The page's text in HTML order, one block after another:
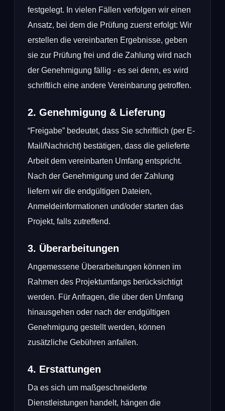
festgelegt. In vielen Fällen verfolgen wir einen
Ansatz, bei dem die Prüfung zuerst erfolgt: Wir
erstellen die vereinbarten Ergebnisse, geben
sie zur Prüfung frei und die Zahlung wird nach
der Genehmigung fällig - es sei denn, es wird
schriftlich eine andere Vereinbarung getroffen.
2. Genehmigung & Lieferung
“Freigabe” bedeutet, dass Sie schriftlich (per E-
Mail/Nachricht) bestätigen, dass die gelieferte
Arbeit dem vereinbarten Umfang entspricht.
Nach der Genehmigung und der Zahlung
liefern wir die endgültigen Dateien,
Anmeldeinformationen und/oder starten das
Projekt, falls zutreffend.
3. Überarbeitungen
Angemessene Überarbeitungen können im
Rahmen des Projektumfangs berücksichtigt
werden. Für Anfragen, die über den Umfang
hinausgehen oder nach der endgültigen
Genehmigung gestellt werden, können
zusätzliche Gebühren anfallen.
4. Erstattungen
Da es sich um maßgeschneiderte
Dienstleistungen handelt, hängen die